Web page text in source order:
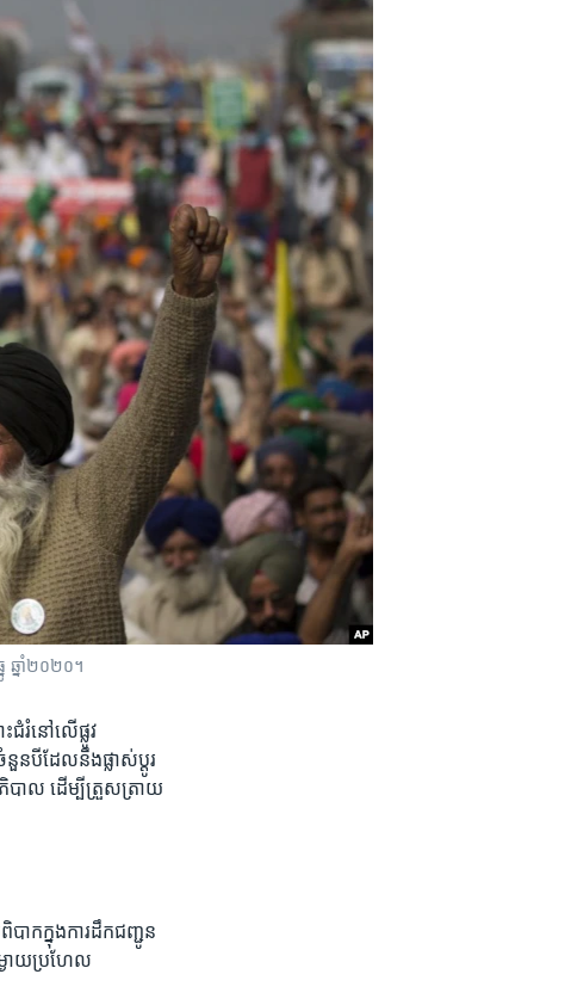
ឆ្នាំ២០២០។​
រំ​នៅ​លើ​ផ្លូវ​
នួន​បី​ដែល​នឹង​ផ្លាស់ប្តូរ​
បាល​ ដើម្បីត្រួសត្រាយ​
ក​ក្នុង​ការ​ដឹក​ជញ្ជូន​
ងាយ​ប្រហែល​